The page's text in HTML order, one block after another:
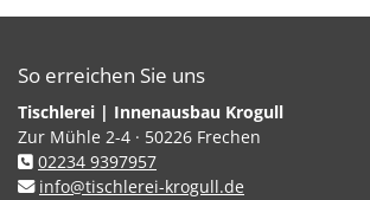
So erreichen Sie uns
Tischlerei | Innenausbau Krogull
Zur Mühle 2-4 · 50226 Frechen
02234 9397957
info@tischlerei-krogull.de